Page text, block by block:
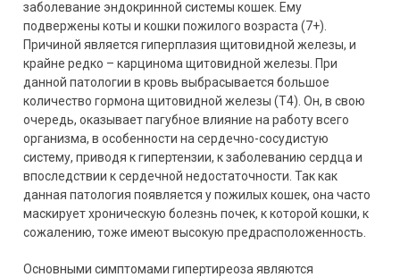
заболевание эндокринной системы кошек. Ему
подвержены коты и кошки пожилого возраста (7+).
Причиной является гиперплазия щитовидной железы, и
крайне редко – карцинома щитовидной железы. При
данной патологии в кровь выбрасывается большое
количество гормона щитовидной железы (Т4). Он, в свою
очередь, оказывает пагубное влияние на работу всего
организма, в особенности на сердечно-сосудистую
систему, приводя к гипертензии, к заболеванию сердца и
впоследствии к сердечной недостаточности. Так как
данная патология появляется у пожилых кошек, она часто
маскирует хроническую болезнь почек, к которой кошки, к
сожалению, тоже имеют высокую предрасположенность.
Основными симптомами гипертиреоза являются